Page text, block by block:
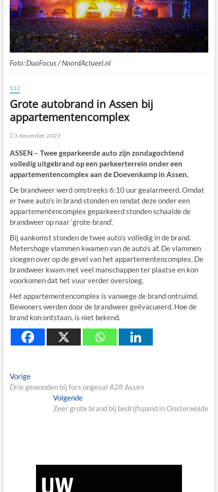
Foto: DuoFocus / NoordActueel.nl
112
Grote autobrand in Assen bij
appartementencomplex
3 december 2023
ASSEN – Twee geparkeerde auto zijn zondagochtend
volledig uitgebrand op een parkeerterrein onder een
appartementencomplex aan de Doevenkamp in Assen.
De brandweer werd omstreeks 6:10 uur gealarmeerd. Omdat
er twee auto’s in brand stonden en omdat deze onder een
appartementencomplex geparkeerd stonden schaalde de
brandweer op naar ‘grote-brand’.
Bij aankomst stonden de twee auto’s volledig in de brand.
Metershoge vlammen kwamen van de auto’s af. De vlammen
sloegen over op de gevel van het appartementencomplex. De
brandweer kwam met veel manschappen ter plaatse en kon
voorkomen dat het vuur verder oversloeg.
Het appartementencomplex is vanwege de brand ontruimd.
Bewoners werden door de brandweer geëvacueerd. Hoe de
brand kon ontstaan, is niet bekend.
Berichtnavigatie
VorigePrevious
post:
Drie gewonden bij fors ongeval A28 Assen
VolgendeNext
post:
Zeer grote brand bij bedrijfspand in Oosterwolde